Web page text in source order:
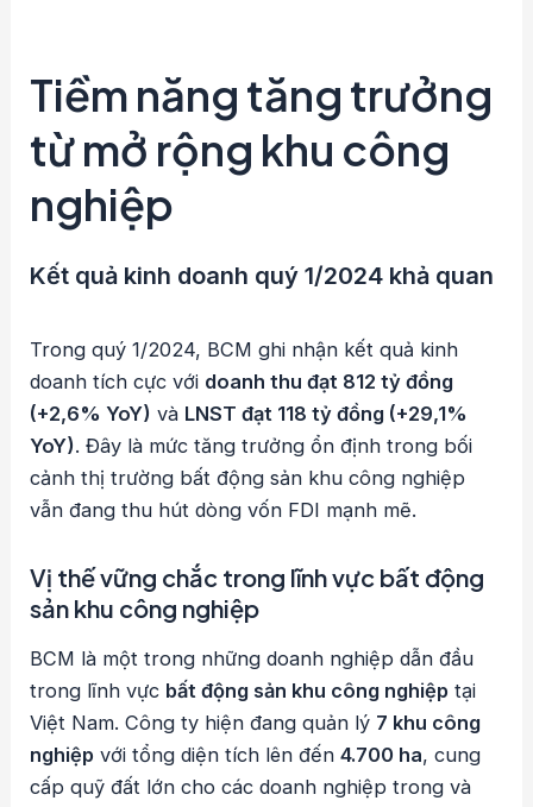
Tiềm năng tăng trưởng
từ mở rộng khu công
nghiệp
Kết quả kinh doanh quý 1/2024 khả quan
Trong quý 1/2024, BCM ghi nhận kết quả kinh
doanh tích cực với doanh thu đạt 812 tỷ đồng
(+2,6% YoY) và LNST đạt 118 tỷ đồng (+29,1%
YoY). Đây là mức tăng trưởng ổn định trong bối
cảnh thị trường bất động sản khu công nghiệp
vẫn đang thu hút dòng vốn FDI mạnh mẽ.
Vị thế vững chắc trong lĩnh vực bất động
sản khu công nghiệp
BCM là một trong những doanh nghiệp dẫn đầu
trong lĩnh vực bất động sản khu công nghiệp tại
Việt Nam. Công ty hiện đang quản lý 7 khu công
nghiệp với tổng diện tích lên đến4.700 ha, cung
cấp quỹ đất lớn cho các doanh nghiệp trong và